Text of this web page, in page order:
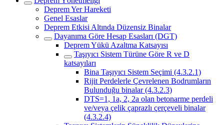
Deprem Yer Hareketi
Genel Esaslar
Deprem Etkisi Altında Düzensiz Binalar
Dayanıma Göre Hesap Esasları (DGT)
Deprem Yükü Azaltma Katsayısı
Taşıyıcı Sistem Türüne Göre R ve D
katsayıları
Bina Taşıyıcı Sistem Seçimi (4.3.2.1)
Rijit Perdelerle Çevrelenen Bodrumların
Bulunduğu binalar (4.3.2.3)
DTS=1, 1a, 2, 2a olan betonarme perdeli
ve/veya çelik çaprazlı çerçeveli binalar
(4.3.2.4)